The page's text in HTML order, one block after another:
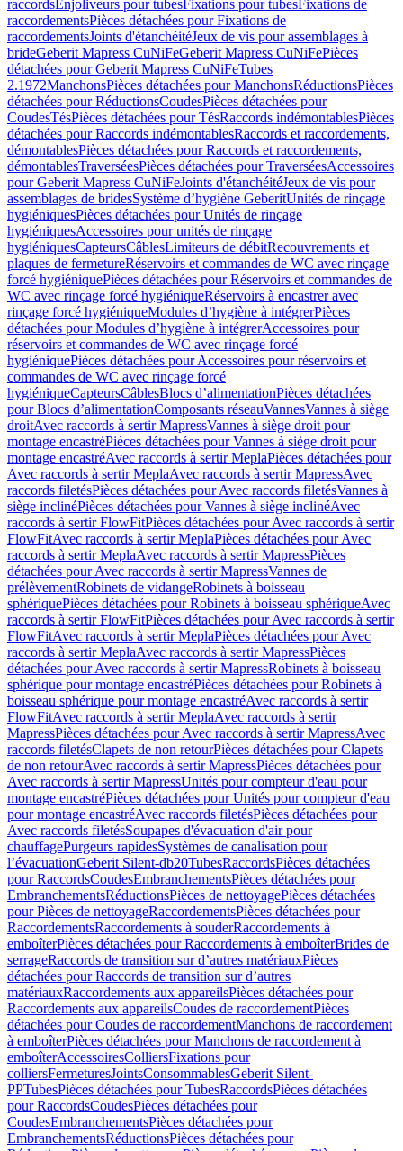
raccordsEnjoliveurs pour tubesFixations pour tubesFixations de
raccordementsPièces détachées pour Fixations de
raccordementsJoints d'étanchéitéJeux de vis pour assemblages à
brideGeberit Mapress CuNiFeGeberit Mapress CuNiFePièces
détachées pour Geberit Mapress CuNiFeTubes
2.1972ManchonsPièces détachées pour ManchonsRéductionsPièces
détachées pour RéductionsCoudesPièces détachées pour
CoudesTésPièces détachées pour TésRaccords indémontablesPièces
détachées pour Raccords indémontablesRaccords et raccordements,
démontablesPièces détachées pour Raccords et raccordements,
démontablesTraverséesPièces détachées pour TraverséesAccessoires
pour Geberit Mapress CuNiFeJoints d'étanchéitéJeux de vis pour
assemblages de bridesSystème d’hygiène GeberitUnités de rinçage
hygiéniquesPièces détachées pour Unités de rinçage
hygiéniquesAccessoires pour unités de rinçage
hygiéniquesCapteursCâblesLimiteurs de débitRecouvrements et
plaques de fermetureRéservoirs et commandes de WC avec rinçage
forcé hygiéniquePièces détachées pour Réservoirs et commandes de
WC avec rinçage forcé hygiéniqueRéservoirs à encastrer avec
rinçage forcé hygiéniqueModules d’hygiène à intégrerPièces
détachées pour Modules d’hygiène à intégrerAccessoires pour
réservoirs et commandes de WC avec rinçage forcé
hygiéniquePièces détachées pour Accessoires pour réservoirs et
commandes de WC avec rinçage forcé
hygiéniqueCapteursCâblesBlocs d’alimentationPièces détachées
pour Blocs d’alimentationComposants réseauVannesVannes à siège
droitAvec raccords à sertir MapressVannes à siège droit pour
montage encastréPièces détachées pour Vannes à siège droit pour
montage encastréAvec raccords à sertir MeplaPièces détachées pour
Avec raccords à sertir MeplaAvec raccords à sertir MapressAvec
raccords filetésPièces détachées pour Avec raccords filetésVannes à
siège inclinéPièces détachées pour Vannes à siège inclinéAvec
raccords à sertir FlowFitPièces détachées pour Avec raccords à sertir
FlowFitAvec raccords à sertir MeplaPièces détachées pour Avec
raccords à sertir MeplaAvec raccords à sertir MapressPièces
détachées pour Avec raccords à sertir MapressVannes de
prélèvementRobinets de vidangeRobinets à boisseau
sphériquePièces détachées pour Robinets à boisseau sphériqueAvec
raccords à sertir FlowFitPièces détachées pour Avec raccords à sertir
FlowFitAvec raccords à sertir MeplaPièces détachées pour Avec
raccords à sertir MeplaAvec raccords à sertir MapressPièces
détachées pour Avec raccords à sertir MapressRobinets à boisseau
sphérique pour montage encastréPièces détachées pour Robinets à
boisseau sphérique pour montage encastréAvec raccords à sertir
FlowFitAvec raccords à sertir MeplaAvec raccords à sertir
MapressPièces détachées pour Avec raccords à sertir MapressAvec
raccords filetésClapets de non retourPièces détachées pour Clapets
de non retourAvec raccords à sertir MapressPièces détachées pour
Avec raccords à sertir MapressUnités pour compteur d'eau pour
montage encastréPièces détachées pour Unités pour compteur d'eau
pour montage encastréAvec raccords filetésPièces détachées pour
Avec raccords filetésSoupapes d'évacuation d'air pour
chauffagePurgeurs rapidesSystèmes de canalisation pour
l’évacuationGeberit Silent-db20TubesRaccordsPièces détachées
pour RaccordsCoudesEmbranchementsPièces détachées pour
EmbranchementsRéductionsPièces de nettoyagePièces détachées
pour Pièces de nettoyageRaccordementsPièces détachées pour
RaccordementsRaccordements à souderRaccordements à
emboîterPièces détachées pour Raccordements à emboîterBrides de
serrageRaccords de transition sur d’autres matériauxPièces
détachées pour Raccords de transition sur d’autres
matériauxRaccordements aux appareilsPièces détachées pour
Raccordements aux appareilsCoudes de raccordementPièces
détachées pour Coudes de raccordementManchons de raccordement
à emboîterPièces détachées pour Manchons de raccordement à
emboîterAccessoiresColliersFixations pour
colliersFermeturesJointsConsommablesGeberit Silent-
PPTubesPièces détachées pour TubesRaccordsPièces détachées
pour RaccordsCoudesPièces détachées pour
CoudesEmbranchementsPièces détachées pour
EmbranchementsRéductionsPièces détachées pour